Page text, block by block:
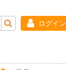
ログイン